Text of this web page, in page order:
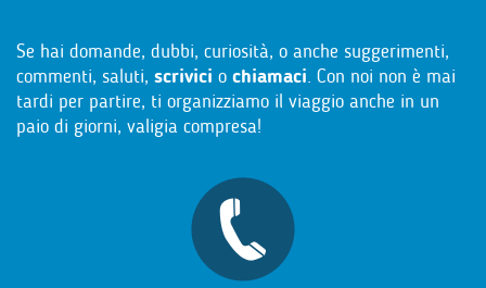
Se hai domande, dubbi, curiosità, o anche suggerimenti,
commenti, saluti, scrivici o chiamaci. Con noi non è mai
tardi per partire, ti organizziamo il viaggio anche in un
paio di giorni, valigia compresa!